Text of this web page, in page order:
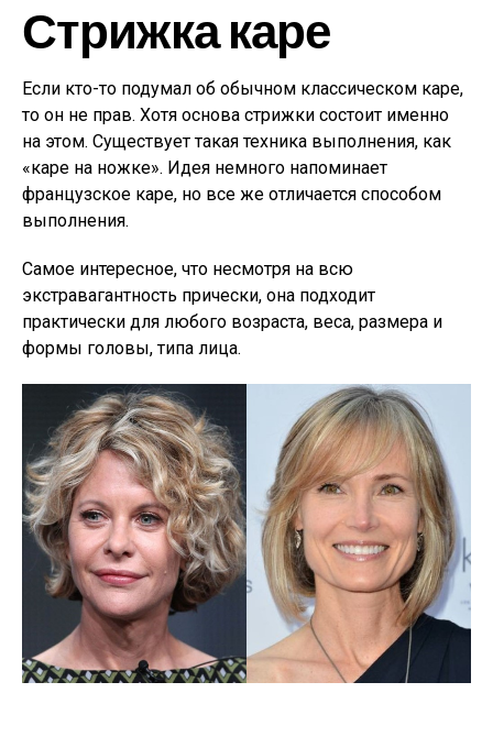
Стрижка каре
Если кто-то подумал об обычном классическом каре,
то он не прав. Хотя основа стрижки состоит именно
на этом. Существует такая техника выполнения, как
«каре на ножке». Идея немного напоминает
французское каре, но все же отличается способом
выполнения.
Самое интересное, что несмотря на всю
экстравагантность прически, она подходит
практически для любого возраста, веса, размера и
формы головы, типа лица.